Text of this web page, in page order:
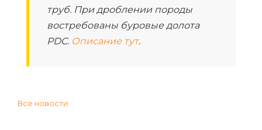
труб. При дроблении породы
востребованы буровые долота
PDC. Описание тут.
Все новости